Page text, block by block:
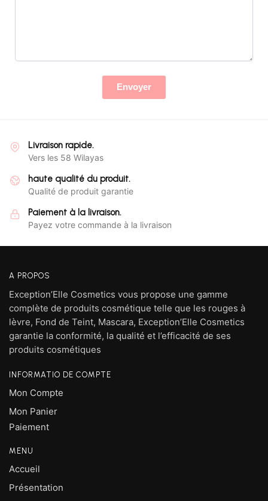
Livraison rapide.
Vers les 58 Wilayas
haute qualité du produit.
Qualité de produit garantie
Paiement à la livraison.
Payez votre commande à la livraison
A PROPOS
Exception’Elle Cosmetics vous propose une gamme
complète de produits cosmétique telle que les rouges à
lèvre, Fond de Teint, Mascara, Exception’Elle Cosmetics
garantie la conformité, la qualité et l’efficacité de ses
produits cosmétiques
INFORMATIO DE COMPTE
Mon Compte
Mon Panier
Paiement
MENU
Accueil
Présentation